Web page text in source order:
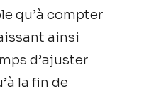
qu’à compter
ainsi
d’ajuster
la fin de